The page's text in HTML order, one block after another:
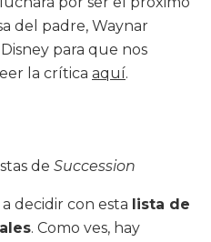
del padre, Waynar
para que nos
la crítica aquí.
de Succession
decidir con esta lista de
. Como ves, hay